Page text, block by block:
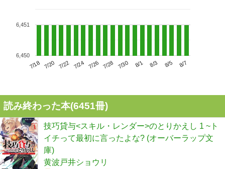
7/18 7/20 7/22 7/24 7/26 7/28 7/30 8/1 8/3 8/5 8/7
6,450
6,451
読み終わった本(6451冊)
技巧貸与<スキル・レンダー>のとりかえし 1 ~ト
イチって最初に言ったよな? (オーバーラップ文
庫)
黄波戸井ショウリ